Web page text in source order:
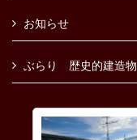
お知らせ
ぶらり 歴史的建造物